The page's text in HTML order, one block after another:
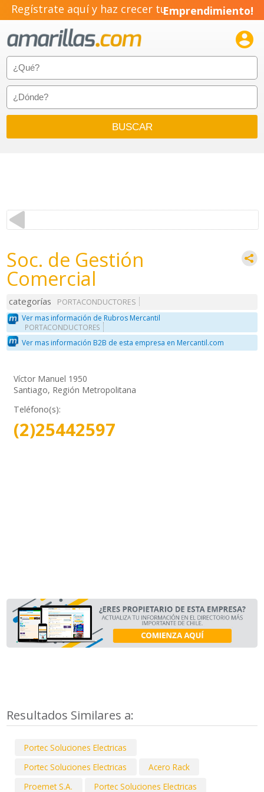
Regístrate aquí y haz crecer tuEmprendimiento!

Soc. de Gestión
Comercial
categorías
PORTACONDUCTORES
Ver mas información de Rubros Mercantil
PORTACONDUCTORES
Ver mas información B2B de esta empresa en Mercantil.com
Víctor Manuel 1950
Santiago, Región Metropolitana
Teléfono(s):
(2)25442597
Resultados Similares a:
Portec Soluciones Electricas
Portec Soluciones Electricas
Acero Rack
Proemet S.A.
Portec Soluciones Electricas